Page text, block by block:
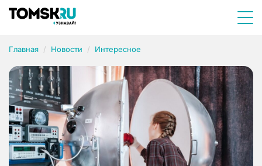
Главная Новости Интересное